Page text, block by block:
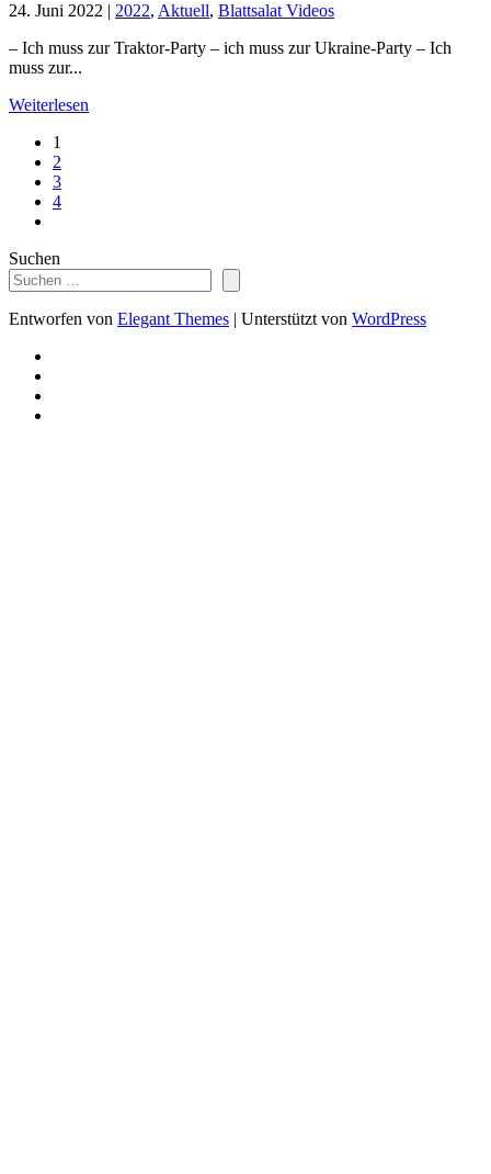
24. Juni 2022 2022, Aktuell, Blattsalat Videos
– Ich muss zur Traktor-Party – ich muss zur Ukraine-Party – Ich
muss zur...
Weiterlesen
1
2
3
4
Suchen
Entworfen von Elegant Themes | Unterstützt von WordPress